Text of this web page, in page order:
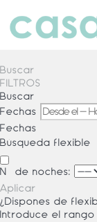
Buscar
FILTROS
Buscar
Fechas
Fechas
Búsqueda flexible
Nº de noches:
Aplicar
¿Dispones de
Introduce el